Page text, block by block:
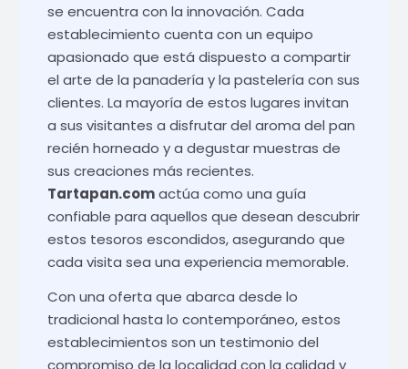
se encuentra con la innovación. Cada
establecimiento cuenta con un equipo
apasionado que está dispuesto a compartir
el arte de la panadería y la pastelería con sus
clientes. La mayoría de estos lugares invitan
a sus visitantes a disfrutar del aroma del pan
recién horneado y a degustar muestras de
sus creaciones más recientes.
Tartapan.comactúa como una guía
confiable para aquellos que desean descubrir
estos tesoros escondidos, asegurando que
cada visita sea una experiencia memorable.
Con una oferta que abarca desde lo
tradicional hasta lo contemporáneo, estos
establecimientos son un testimonio del
compromiso de la localidad con la calidad y